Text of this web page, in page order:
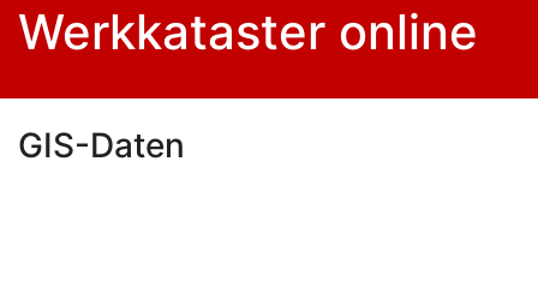
Werkkataster online
GIS-Daten